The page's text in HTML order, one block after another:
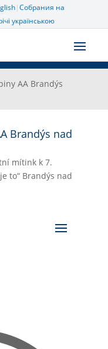
|Собрания на
українською
AA Brandýs
Brandýs nad
mítink k 7.
to“ Brandýs nad